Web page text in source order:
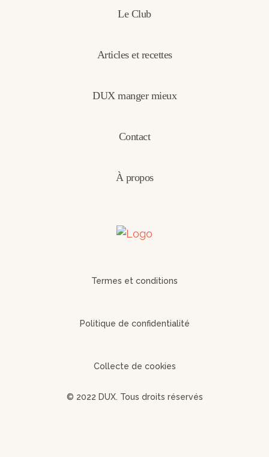
Le Club
Articles et recettes
DUX manger mieux
Contact
À propos
Termes et conditions
Politique de confidentialité
Collecte de cookies
© 2022 DUX. Tous droits réservés